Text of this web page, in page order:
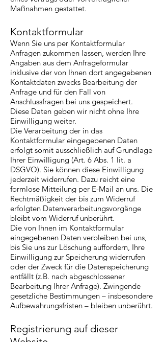
Maßnahmen gestattet.
Kontaktformular
Wenn Sie uns per Kontaktformular
Anfragen zukommen lassen, werden Ihre
Angaben aus dem Anfrageformular
inklusive der von Ihnen dort angegebenen
Kontaktdaten zwecks Bearbeitung der
Anfrage und für den Fall von
Anschlussfragen bei uns gespeichert.
Diese Daten geben wir nicht ohne Ihre
Einwilligung weiter.
Die Verarbeitung der in das
Kontaktformular eingegebenen Daten
erfolgt somit ausschließlich auf Grundlage
Ihrer Einwilligung (Art. 6 Abs. 1 lit. a
DSGVO). Sie können diese Einwilligung
jederzeit widerrufen. Dazu reicht eine
formlose Mitteilung per E-Mail an uns. Die
Rechtmäßigkeit der bis zum Widerruf
erfolgten Datenverarbeitungsvorgänge
bleibt vom Widerruf unberührt.
Die von Ihnen im Kontaktformular
eingegebenen Daten verbleiben bei uns,
bis Sie uns zur Löschung auffordern, Ihre
Einwilligung zur Speicherung widerrufen
oder der Zweck für die Datenspeicherung
entfällt (z.B. nach abgeschlossener
Bearbeitung Ihrer Anfrage). Zwingende
gesetzliche Bestimmungen – insbesondere
Aufbewahrungsfristen – bleiben unberührt.
Registrierung auf dieser